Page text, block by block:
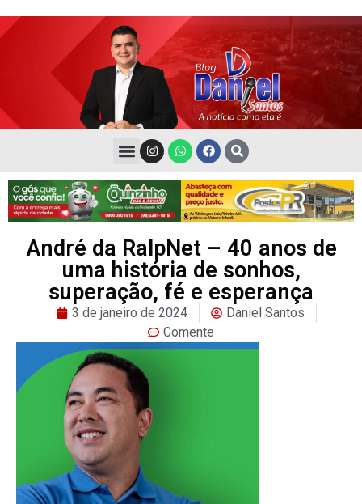
André da RalpNet – 40 anos de
uma história de sonhos,
superação, fé e esperança
3 de janeiro de 2024
Daniel Santos
Comente